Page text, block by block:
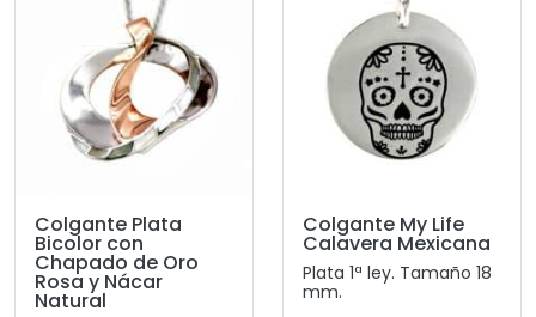
Colgante Plata
Bicolor con
Chapado de Oro
Rosa y Nácar
Natural
Colgante My Life
Calavera Mexicana
Plata 1ª ley. Tamaño 18
mm.